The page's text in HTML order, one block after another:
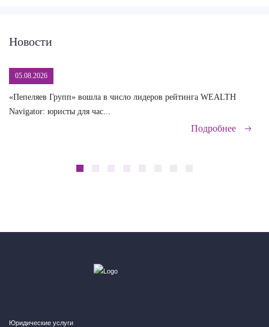
Новости
05.08.2026
«Пепеляев Групп» вошла в число лидеров рейтинга WEALTH
Navigator: юристы для час...
Подробнее
Юридические услуги